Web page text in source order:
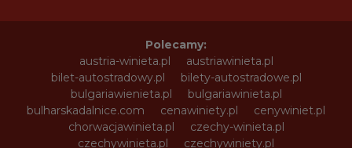
Polecamy:
austria-winieta.pl
austriawinieta.pl
bilet-autostradowy.pl
bilety-autostradowe.pl
bulgariawienieta.pl
bulgariawinieta.pl
bulharskadalnice.com
cenawiniety.pl
cenywiniet.pl
chorwacjawinieta.pl
czechy-winieta.pl
czechywinieta.pl
czechywiniety.pl